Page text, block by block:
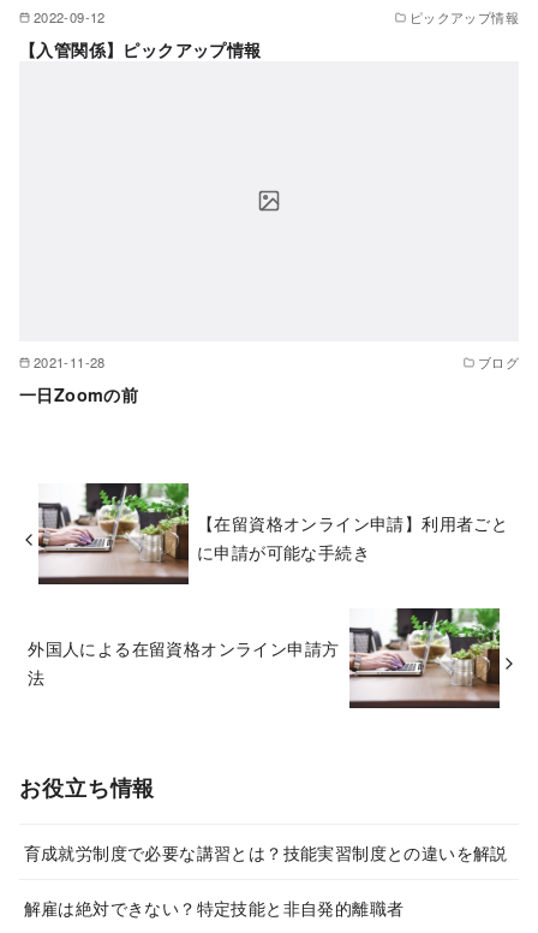
2022-09-12 ピックアップ情報
【入管関係】ピックアップ情報
2021-11-28 ブログ
一日Zoomの前
【在留資格オンライン申請】利用者ごと
に申請が可能な手続き
外国人による在留資格オンライン申請方
法
お役立ち情報
育成就労制度で必要な講習とは？技能実習制度との違いを解説
解雇は絶対できない？特定技能と非自発的離職者